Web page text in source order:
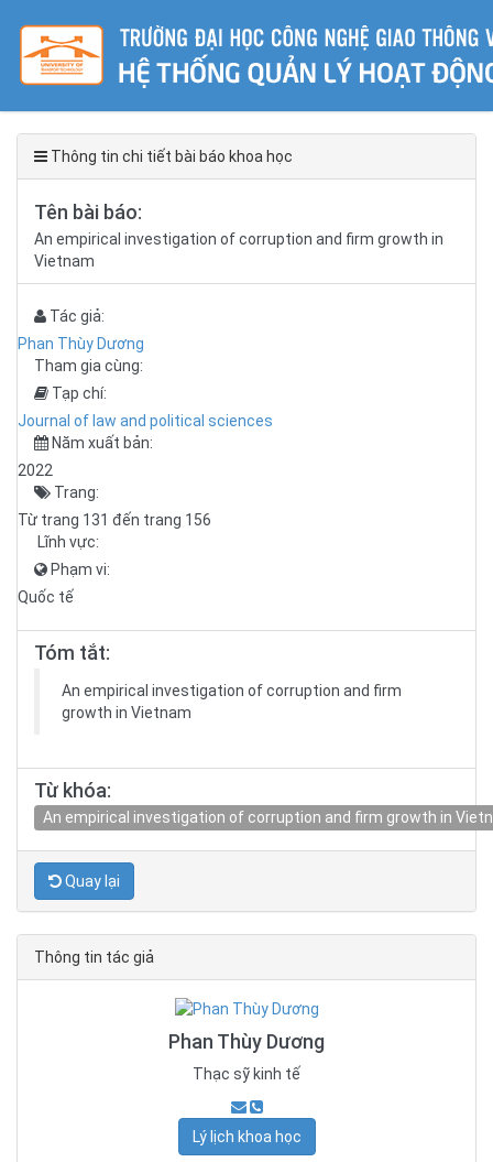
Thông tin chi tiết bài báo khoa học
Tên bài báo:
An empirical investigation of corruption and firm growth in
Vietnam
Tác giả:
Phan Thùy Dương
Tham gia cùng:
Tạp chí:
Journal of law and political sciences
Năm xuất bản:
2022
Trang:
Từ trang 131 đến trang 156
Lĩnh vực:
Phạm vi:
Quốc tế
Tóm tắt:
An empirical investigation of corruption and firm
growth in Vietnam
Từ khóa:
An empirical investigation of corruption and firm growth in
Quay lại
Thông tin tác giả
Phan Thùy Dương
Thạc sỹ kinh tế
Lý lịch khoa học